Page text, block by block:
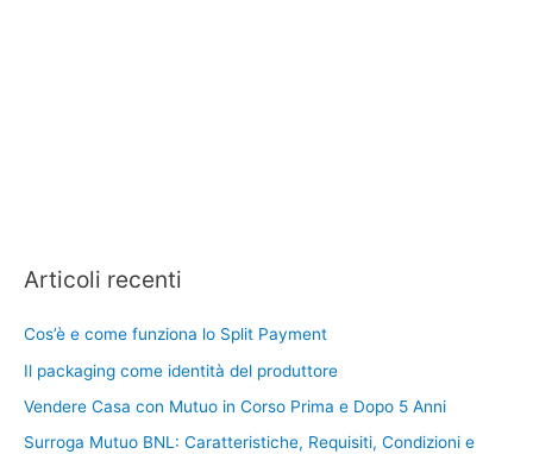
Articoli recenti
Cos’è e come funziona lo Split Payment
Il packaging come identità del produttore
Vendere Casa con Mutuo in Corso Prima e Dopo 5 Anni
Surroga Mutuo BNL: Caratteristiche, Requisiti, Condizioni e